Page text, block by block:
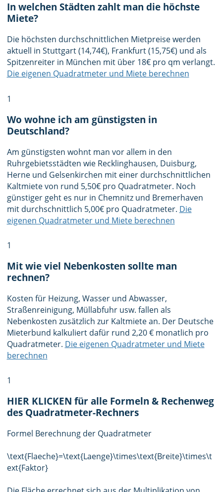
In welchen Städten zahlt man die höchste
Miete?
Die höchsten durchschnittlichen Mietpreise werden
aktuell in Stuttgart (14,74€), Frankfurt (15,75€) und als
Spitzenreiter in München mit über 18€ pro qm verlangt.
Die eigenen Quadratmeter und Miete berechnen
1
Wo wohne ich am günstigsten in
Deutschland?
Am günstigsten wohnt man vor allem in den
Ruhrgebietsstädten wie Recklinghausen, Duisburg,
Herne und Gelsenkirchen mit einer durchschnittlichen
Kaltmiete von rund 5,50€ pro Quadratmeter. Noch
günstiger geht es nur in Chemnitz und Bremerhaven
mit durchschnittlich 5,00€ pro Quadratmeter. Die
eigenen Quadratmeter und Miete berechnen
1
Mit wie viel Nebenkosten sollte man
rechnen?
Kosten für Heizung, Wasser und Abwasser,
Straßenreinigung, Müllabfuhr usw. fallen als
Nebenkosten zusätzlich zur Kaltmiete an. Der Deutsche
Mieterbund kalkuliert dafür rund 2,20 € monatlich pro
Quadratmeter. Die eigenen Quadratmeter und Miete
berechnen
1
HIER KLICKEN für alle Formeln & Rechenweg
des Quadratmeter-Rechners
Formel Berechnung der Quadratmeter
\text{Flaeche}=\text{Laenge}\times\text{Breite}\times\t
ext{Faktor}